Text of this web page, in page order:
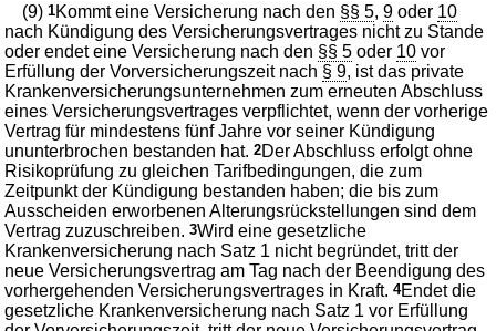
(9)1Kommt eine Versicherung nach den §§ 5,9 oder 10
nach Kündigung des Versicherungsvertrages nicht zu Stande
oder endet eine Versicherung nach den §§ 5 oder 10 vor
Erfüllung der Vorversicherungszeit nach § 9, ist das private
Krankenversicherungsunternehmen zum erneuten Abschluss
eines Versicherungsvertrages verpflichtet, wenn der vorherige
Vertrag für mindestens fünf Jahre vor seiner Kündigung
ununterbrochen bestanden hat.2Der Abschluss erfolgt ohne
Risikoprüfung zu gleichen Tarifbedingungen, die zum
Zeitpunkt der Kündigung bestanden haben; die bis zum
Ausscheiden erworbenen Alterungsrückstellungen sind dem
Vertrag zuzuschreiben.3Wird eine gesetzliche
Krankenversicherung nach Satz 1 nicht begründet, tritt der
neue Versicherungsvertrag am Tag nach der Beendigung des
vorhergehenden Versicherungsvertrages in Kraft.4Endet die
gesetzliche Krankenversicherung nach Satz 1 vor Erfüllung